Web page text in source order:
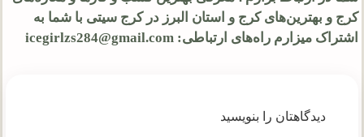
کرج و بهترین‌های کرج و استان البرز در کرج سیتی با شما به
اشتراک میزارم راه‌های ارتباطی: icegirlzs284@gmail.com
دیدگاهتان را بنویسید